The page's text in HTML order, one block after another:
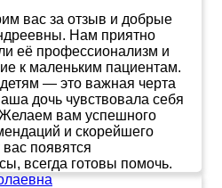
вас за отзыв и добрые
Нам приятно
её профессионализм и
к маленьким пациентам.
— это важная черта
дочь чувствовала себя
вам успешного
и скорейшего
появятся
всегда готовы помочь.